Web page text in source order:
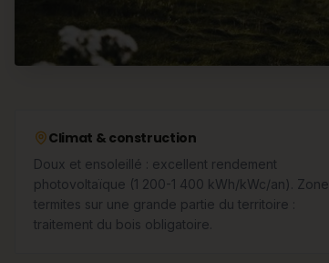
Climat & construction
Doux et ensoleillé : excellent rendement
photovoltaïque (1 200-1 400 kWh/kWc/an). Zone
termites sur une grande partie du territoire :
traitement du bois obligatoire.